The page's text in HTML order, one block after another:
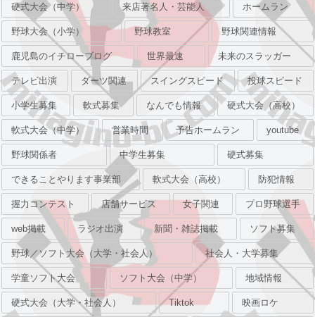
硬式大会（中学） 来店著名人・芸能人 ホームラン
野球大会（小学） 野球教室 野球関連情報
鹿児島のイチローブログ 世界最速 未来のスラッガー
テレビ出演 ダーツ関連 スイングスピード 投球スピード
小学生募集 軟式募集 なんでも情報 硬式大会（高校）
軟式大会（中学） 営業時間 予告ホームラン youtube
野球関係者 中学生募集 硬式募集
できることやります事業部 軟式大会（高校） 防犯情報
握力コンテスト 店舗サービス 女子関連 プロ野球選手
web掲載 ラジオ出演 新聞・雑誌掲載 ソフト募集
野球／ソフト大会（大学・社会人） 社会人・大学募集
学童ソフト大会 ソフト大会（中学） 地域情報
硬式大会（大学・社会人） Tiktok 映画ロケ